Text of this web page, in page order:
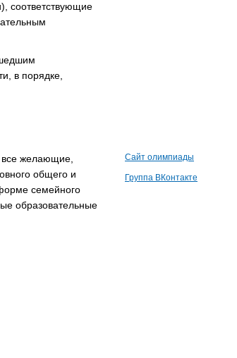
соответствующие
в порядке,
Сайт олимпиады
Группа ВКонтакте
все желающие,
общего и
семейного
образовательные